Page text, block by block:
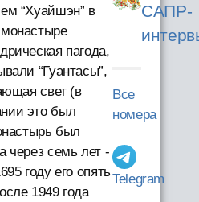
“Хуайшэн” в
пагода,
“Гуантасы”,
свет (в
это был
был
через семь лет -
году его опять
1949 года
САПР-
Все
номера
Telegram